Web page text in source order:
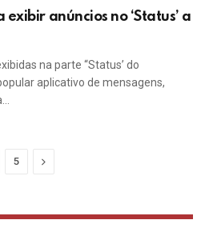
anúncios no ‘Status’ a
na parte “Status’ do
aplicativo de mensagens,
5 Next